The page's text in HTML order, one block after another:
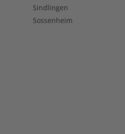
Sindlingen
Sossenheim